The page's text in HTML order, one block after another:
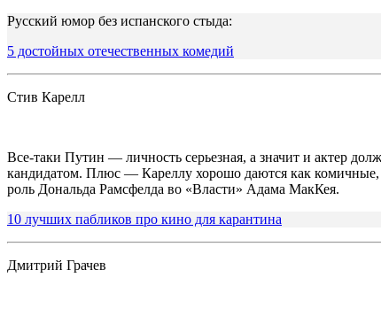
Русский юмор без испанского стыда:
5 достойных отечественных комедий
Стив Карелл
Все-таки Путин — личность серьезная, а значит и актер
кандидатом. Плюс — Кареллу хорошо даются как
роль Дональда Рамсфелда во «Власти» Адама МакКея.
10 лучших пабликов про кино для карантина
Дмитрий Грачев